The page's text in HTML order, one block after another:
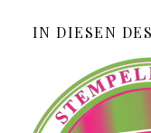
IN DIESEN